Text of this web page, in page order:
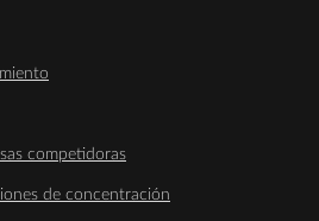
competidoras
de concentración